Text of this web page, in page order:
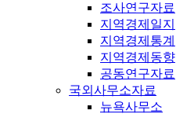
조사연구자료
지역경제일지
지역경제통계
지역경제동향
공동연구자료
국외사무소자료
뉴욕사무소